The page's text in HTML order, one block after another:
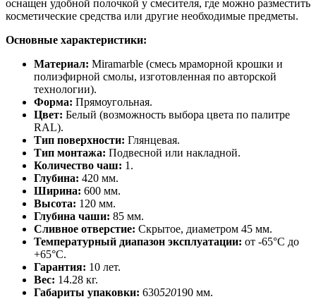
оснащен удобной полочкой у смесителя, где можно разместить
косметические средства или другие необходимые предметы.
Основные характеристики:
Материал: Miramarble (смесь мраморной крошки и
полиэфирной смолы, изготовленная по авторской
технологии).
Форма: Прямоугольная.
Цвет: Белый (возможность выбора цвета по палитре
RAL).
Тип поверхности: Глянцевая.
Тип монтажа: Подвесной или накладной.
Количество чаш: 1.
Глубина: 420 мм.
Ширина: 600 мм.
Высота: 120 мм.
Глубина чаши: 85 мм.
Сливное отверстие: Скрытое, диаметром 45 мм.
Температурный диапазон эксплуатации: от -65°C до
+65°C.
Гарантия: 10 лет.
Вес: 14.28 кг.
Габариты упаковки: 630520190 мм.